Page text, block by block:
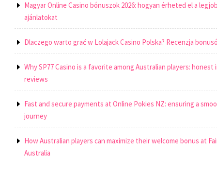
Magyar Online Casino bónuszok 2026: hogyan érheted el a
ajánlatokat
Dlaczego warto grać w Lolajack Casino Polska? Recenzja
Why SP77 Casino is a favorite among Australian players: honest
reviews
Fast and secure payments at Online Pokies NZ: ensuring a
journey
How Australian players can maximize their welcome bonus at
Australia